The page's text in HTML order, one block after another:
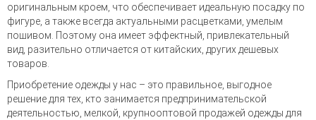
оригинальным кроем, что обеспечивает идеальную посадку по
фигуре, а также всегда актуальными расцветками, умелым
пошивом. Поэтому она имеет эффектный, привлекательный
вид, разительно отличается от китайских, других дешевых
товаров.
Приобретение одежды у нас – это правильное, выгодное
решение для тех, кто занимается предпринимательской
деятельностью, мелкой, крупнооптовой продажей одежды для